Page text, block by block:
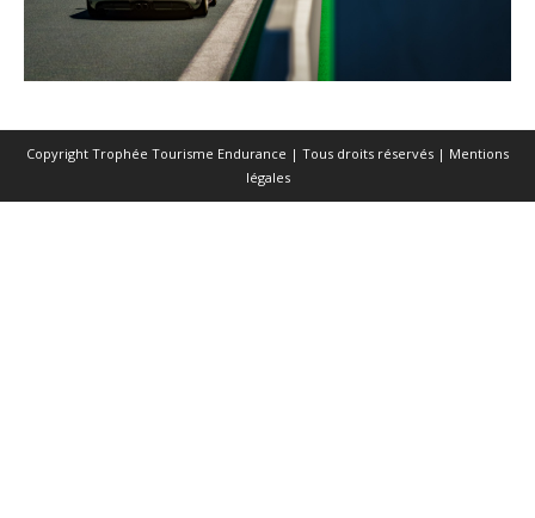
Copyright Trophée Tourisme Endurance | Tous droits réservés | Mentions
légales